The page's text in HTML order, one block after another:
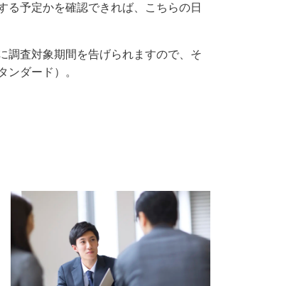
る予定かを確認できれば、こちらの日
査対象期間を告げられますので、そ
ンダード）。